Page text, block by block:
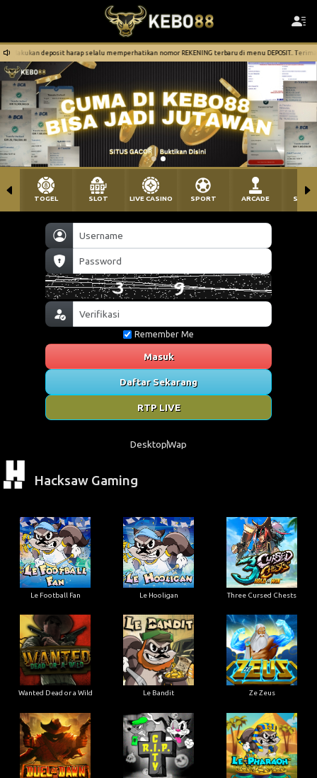
memperhatikan nomor REKENING terbaru di menu DEPOSIT.. Terima Kasih atas Perhatiannya dan
Remember Me
Masuk
Daftar Sekarang
RTP LIVE
TOGEL SLOT LIVE CASINO SPORT ARCADE
DesktopWap
Hacksaw Gaming
Le Football Fan Le Hooligan Three Cursed Chests
Wanted Dead or a Wild Le Bandit Ze Zeus